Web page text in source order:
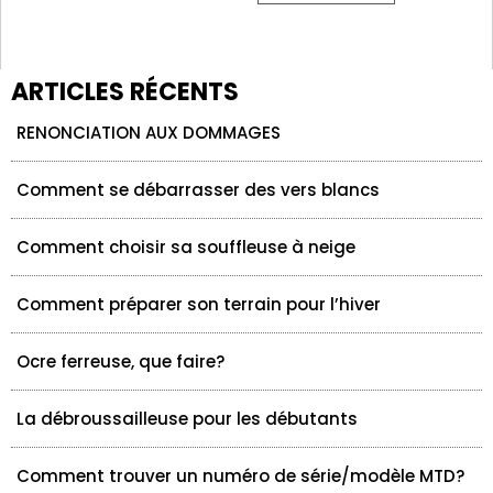
ARTICLES RÉCENTS
RENONCIATION AUX DOMMAGES
Comment se débarrasser des vers blancs
Comment choisir sa souffleuse à neige
Comment préparer son terrain pour l’hiver
Ocre ferreuse, que faire?
La débroussailleuse pour les débutants
Comment trouver un numéro de série/modèle MTD?